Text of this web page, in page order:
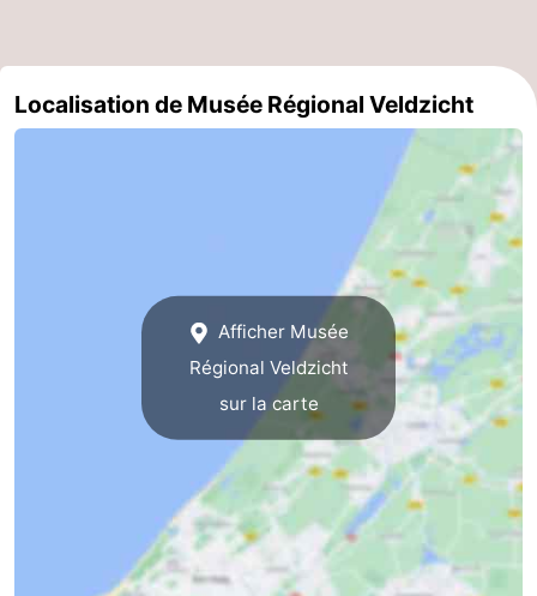
et
Événements
Localisation de Musée Régional Veldzicht
Afficher Musée
Régional Veldzicht
sur la carte